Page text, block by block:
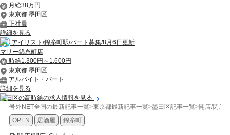
月給38万円
東京都 墨田区
正社員
詳細を見る
アイリスト/錦糸町駅/パート募集/8月6日更新
マリー錦糸町店
時給1,300円～1,600円
東京都 墨田区
アルバイト・パート
詳細を見る
墨田区の高時給の求人情報を見る
号外NET全国の最新記事一覧>東京都最新記事一覧>墨田区記事一覧>開店/閉店
OPEN
居酒屋 錦糸町